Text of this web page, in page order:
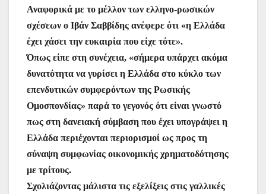
Αναφορικά με το μέλλον των ελληνο-ρωσικών
σχέσεων ο Ιβάν Σαββίδης ανέφερε ότι «η Ελλάδα
έχει χάσει την ευκαιρία που είχε τότε».
Όπως είπε στη συνέχεια, «σήμερα υπάρχει ακόμα
δυνατότητα να γυρίσει η Ελλάδα στο κύκλο των
επενδυτικών συμφερόντων της Ρωσικής
Ομοσπονδίας» παρά το γεγονός ότι είναι γνωστό
πως στη δανειακή σύμβαση που έχει υπογράψει η
Ελλάδα περιέχoνται περιορισμοί ως προς τη
σύναψη συμφωνίας οικονομικής χρηματοδότησης
με τρίτους.
Σχολιάζοντας μάλιστα τις εξελίξεις στις γαλλικές